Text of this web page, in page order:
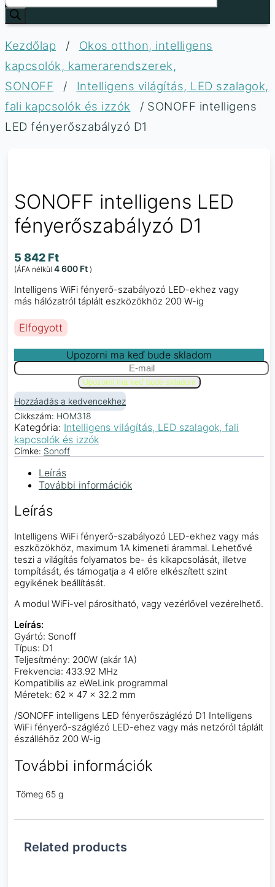
Kezdőlap /
Okos otthon, intelligens
kapcsolók, kamerarendszerek,
SONOFF
/
Intelligens világítás, LED szalagok,
fali kapcsolók és izzók
/ SONOFF intelligens
LED fényerőszabályzó D1
SONOFF intelligens LED
fényerőszabályzó D1
5 842 Ft
(ÁFA nélkül 4 600 Ft )
Intelligens WiFi fényerő-szabályozó LED-ekhez vagy
más hálózatról táplált eszközökhöz 200 W-ig
Elfogyott
Upozorni ma keď bude skladom
Hozzáadás a kedvencekhez
Cikkszám: HOM318
Kategória: Intelligens világítás, LED szalagok, fali
kapcsolók és izzók
Címke: Sonoff
Leírás
További információk
Leírás
Intelligens WiFi fényerő-szabályozó LED-ekhez vagy más
eszközökhöz, maximum 1A kimeneti árammal. Lehetővé
teszi a világítás folyamatos be- és kikapcsolását, illetve
tompítását, és támogatja a 4 előre elkészített szint
egyikének beállítását.
A modul WiFi-vel párosítható, vagy vezérlővel vezérelhető.
Leírás:
Gyártó: Sonoff
Típus: D1
Teljesítmény: 200W (akár 1A)
Frekvencia: 433.92 MHz
Kompatibilis az eWeLink programmal
Méretek: 62 x 47 x 32.2 mm
/SONOFF intelligens LED fényerőszáglézó D1 Intelligens
WiFi fényerő-száglézó LED-ehez vagy más netzóról táplált
észálléhöz 200 W-ig
További információk
Tömeg 65 g
Related products